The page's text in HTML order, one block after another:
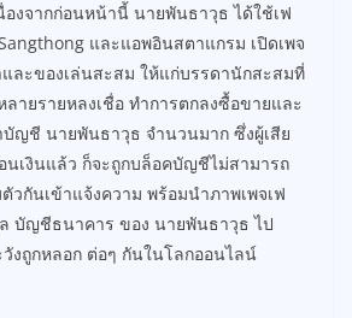
องจากก่อนหน้านี้ นายพันธาวุธ ได้ใช้เฟ
และแอพอินสตาแกรม เปิดเพจ
ละของเล่นสะสม ให้แก่บรรดานักสะสมที่
ลายรายหลงเชื่อ ทำการตกลงซื้อขายและ
บัญชี นายพันธาวุธ จำนวนมาก ซึ่งผู้เสีย
นเงินแล้ว ก็จะถูกบล็อคบัญชีไม่สามารถ
วกันเข้าแจ้งความ พร้อมนำภาพเพจเฟ
บัญชีธนาคาร ของ นายพันธาวุธ ไป
งถูกหลอก ต่อๆ กันในโลกออนไลน์